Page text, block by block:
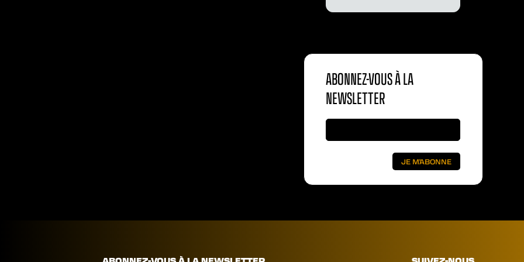
ABONNEZ-VOUS À LA
NEWSLETTER